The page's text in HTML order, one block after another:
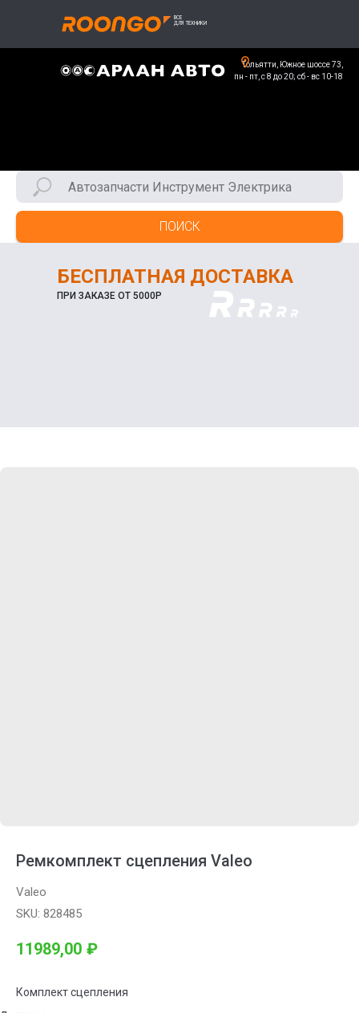
Тольятти, Южное шоссе 73,
пн - пт, с 8 до 20; сб - вс 10-18
ПОИСК
БЕСПЛАТНАЯ ДОСТАВКА
ПРИ ЗАКАЗЕ ОТ 5000Р
Ремкомплект сцепления Valeo
Valeo
SKU: 828485
11989,00 ₽
Комплект сцепления